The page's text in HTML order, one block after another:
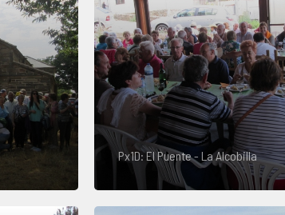
Px1D: El Puente - La Alcobilla